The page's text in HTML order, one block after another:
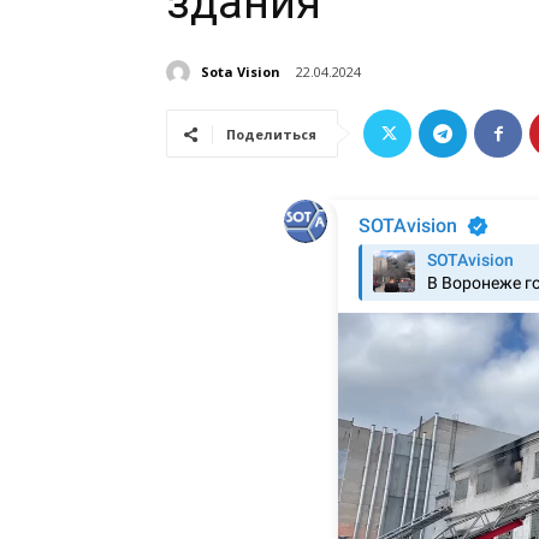
Sota Vision 22.04.2024
Поделиться